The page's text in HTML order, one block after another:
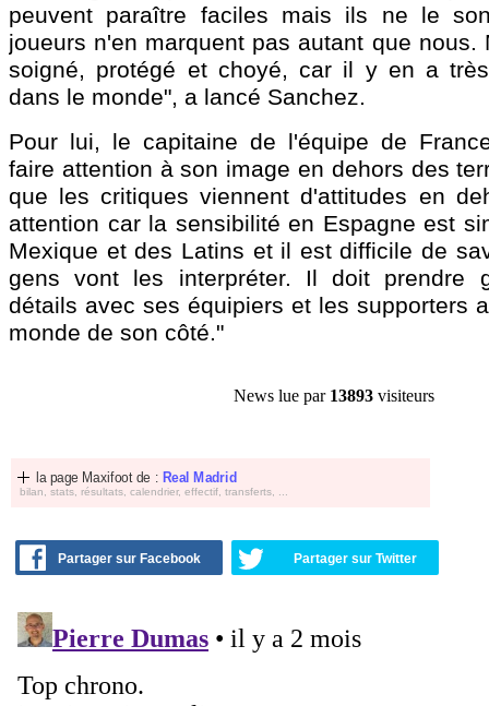
peuvent paraître faciles mais ils ne le
joueurs n'en marquent pas autant que nous.
soigné, protégé et choyé, car il y en a
dans le monde", a lancé Sanchez.
Pour lui, le capitaine de l'équipe de
faire attention à son image en dehors des
que les critiques viennent d'attitudes en
attention car la sensibilité en Espagne est
Mexique et des Latins et il est difficile de
gens vont les interpréter. Il doit prendre
détails avec ses équipiers et les supporters
monde de son côté."
News lue par 13893 visiteurs
la page Maxifoot de : Real Madrid
bilan, stats, résultats, calendrier, effectif, transferts, ...
Partager sur Facebook Partager sur Twitter